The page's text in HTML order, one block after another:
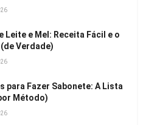
Leite e Mel: Receita Fácil e o
(de Verdade)
para Fazer Sabonete: A Lista
Método)